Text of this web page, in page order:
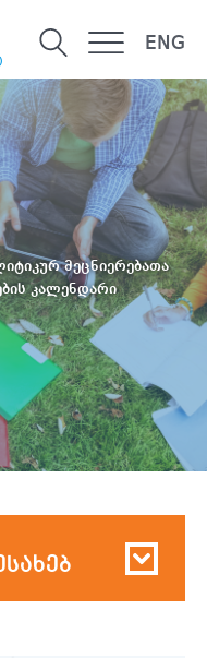
ENG
მეცნიერებათა
კალენდარი